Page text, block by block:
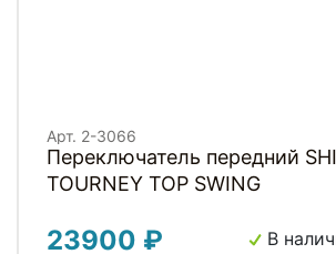
Арт. 2-3066
Переключатель передний
TOURNEY TOP SWING
23900 ₽ В